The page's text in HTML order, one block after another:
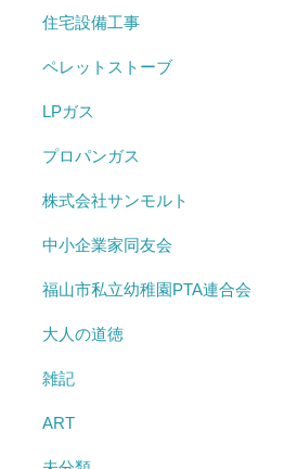
住宅設備工事
ペレットストーブ
LPガス
プロパンガス
株式会社サンモルト
中小企業家同友会
福山市私立幼稚園PTA連合会
大人の道徳
雑記
ART